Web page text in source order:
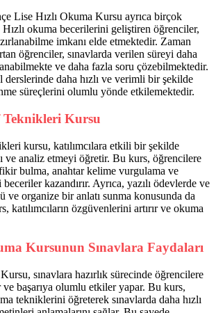
Lise Hızlı Okuma Kursu ayrıca birçok
Hızlı okuma becerilerini geliştiren öğrenciler,
imkanı elde etmektedir. Zaman
öğrenciler, sınavlarda verilen süreyi daha
ve daha fazla soru çözebilmektedir.
derslerinde daha hızlı ve verimli bir şekilde
süreçlerini olumlu yönde etkilemektedir.
Teknikleri Kursu
kursu, katılımcılara etkili bir şekilde
ve analiz etmeyi öğretir. Bu kurs, öğrencilere
fikir bulma, anahtar kelime vurgulama ve
kazandırır. Ayrıca, yazılı ödevlerde ve
ve organize bir anlatı sunma konusunda da
katılımcıların özgüvenlerini artırır ve okuma
Kursunun Sınavlara Faydaları
sınavlara hazırlık sürecinde öğrencilere
başarıya olumlu etkiler yapar. Bu kurs,
tekniklerini öğreterek sınavlarda daha hızlı